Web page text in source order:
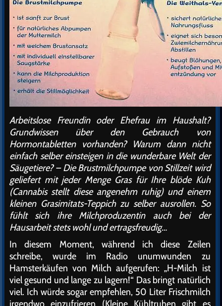
Arbeitslose Freundin oder Ehefrau im Haushalt?
Grundwissen über den Gebrauch von
Hormontabletten vorhanden? Warum dann nicht
einfach selber einsteigen in die wunderbare Welt der
Säugetiere? – Die Brustmilchpumpe von Stillzeit wird
geliefert mit jeder Menge Gras für Ihre blöde Kuh
(Cannabis stellt diese angenehm ruhig) und einem
kleinen Grasimitats-Teppich zu selber ausrollen. So
fühlt sich ihre Milchproduzentin auch bei der
Hausarbeit stets wohl und ertragsfreudig…
In diesem Moment, während ich diese Zeilen
schreibe, wurde im Radio unumwunden zu
Hamsterkäufen von Milch aufgerufen: „H-Milch ist
viel gesund und lange zu lagern!“ Das bringt natürlich
viel. Ich würde sogar empfehlen, 50 Liter Frischmilch
irgendwo einzufrieren (Kleine Kühltruhen gibt es